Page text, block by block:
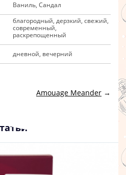
Ваниль, Сандал
благородный, дерзкий, свежий,
современный,
раскрепощенный
дневной, вечерний
Amouage Meander →